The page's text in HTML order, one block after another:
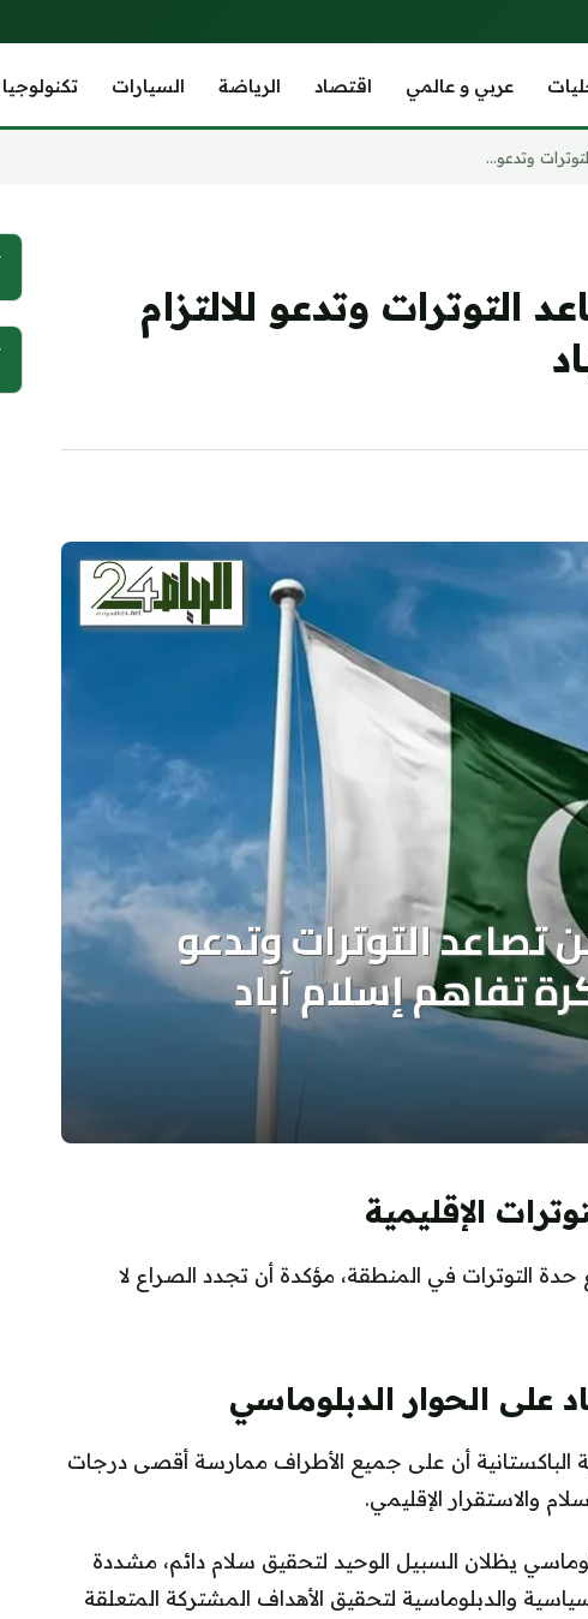
عربي و عالمي اقتصاد الرياضة السيارات تكنولوجيا
وتدعو...
وتدعو للالتزام
الإقليمية
حدة التوترات في المنطقة، مؤكدة أن تجدد الصراع لا
على الحوار الدبلوماسي
الباكستانية أن على جميع الأطراف ممارسة أقصى درجات
والاستقرار الإقليمي.
يظلان السبيل الوحيد لتحقيق سلام دائم، مشددة
والدبلوماسية لتحقيق الأهداف المشتركة المتعلقة